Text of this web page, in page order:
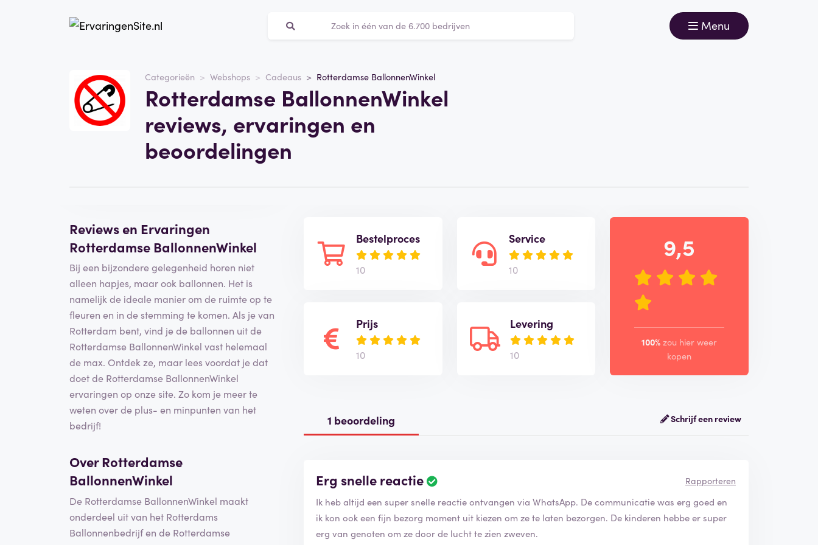
Menu
Categorieën Webshops Cadeaus Rotterdamse BallonnenWinkel
Rotterdamse BallonnenWinkel
reviews, ervaringen en
beoordelingen
Website
Rotterdamse
BallonnenWinkel
Categorie
Webshops
Reviews en Ervaringen
Rotterdamse BallonnenWinkel
Bij een bijzondere gelegenheid horen niet
alleen hapjes, maar ook ballonnen. Het is
namelijk de ideale manier om de ruimte op te
fleuren en in de stemming te komen. Als je van
Rotterdam bent, vind je de ballonnen uit de
Rotterdamse BallonnenWinkel vast helemaal
de max. Ontdek ze, maar lees voordat je dat
doet de Rotterdamse BallonnenWinkel
ervaringen op onze site. Zo kom je meer te
weten over de plus- en minpunten van het
bedrijf!
Over Rotterdamse
BallonnenWinkel
De Rotterdamse BallonnenWinkel maakt
onderdeel uit van het Rotterdams
Ballonnenbedrijf en de Rotterdamse
Bestelproces
10
Prijs
10
Service
10
Levering
10
9,5
100% zou hier weer
kopen
1 beoordeling Schrijf een review
Erg snelle reactie
B
o
o
r
d
Rapporteren
Ik heb altijd een super snelle reactie ontvangen via WhatsApp. De communicatie was erg goed en
ik kon ook een fijn bezorg moment uit kiezen om ze te laten bezorgen. De kinderen hebbe er super
erg van genoten om ze door de lucht te zien zweven.